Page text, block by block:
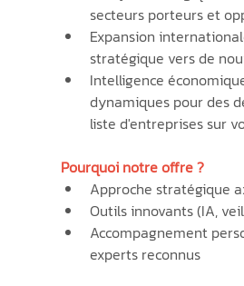
secteurs porteurs et
Expansion
stratégique vers de
Intelligence
dynamiques pour des
liste d'entreprises sur
Pourquoi notre offre ?
Approche stratégique
Outils innovants (IA,
Accompagnement
experts reconnus